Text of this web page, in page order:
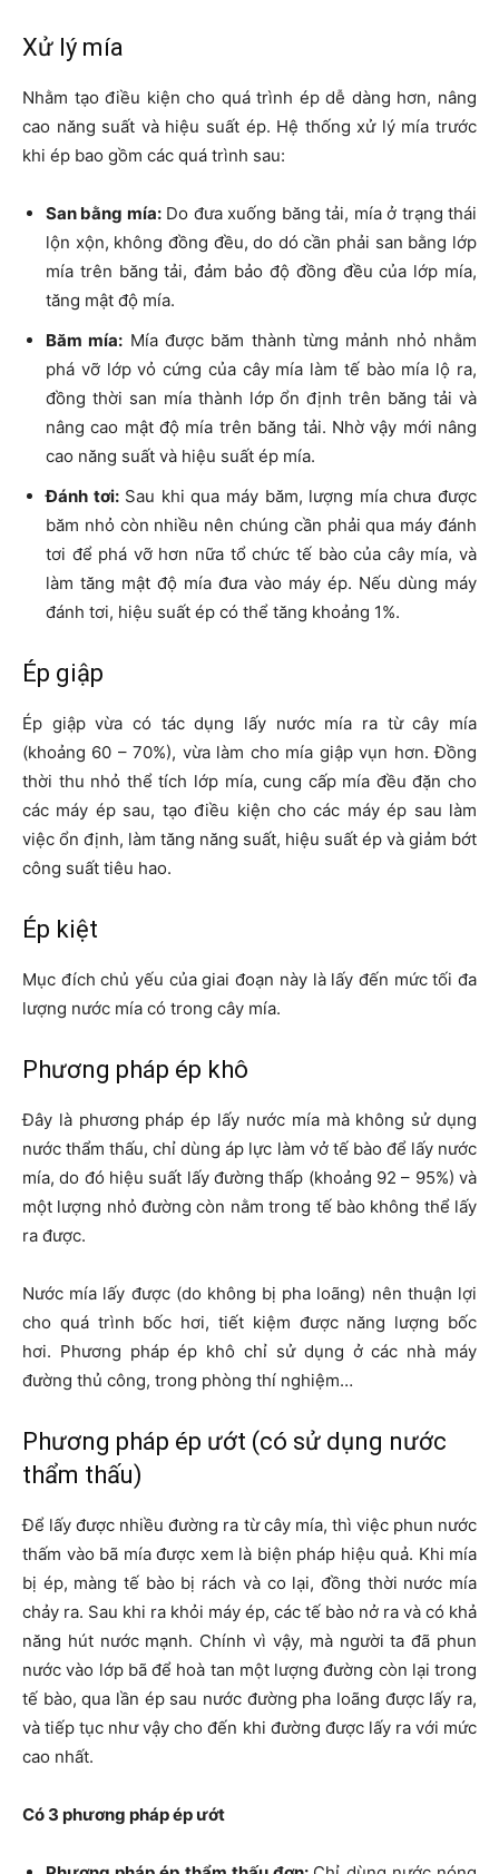
Xử lý mía
Nhằm tạo điều kiện cho quá trình ép dễ dàng hơn, nâng
cao năng suất và hiệu suất ép. Hệ thống xử lý mía trước
khi ép bao gồm các quá trình sau:
San bằng mía:Do đưa xuống băng tải, mía ở trạng thái
lộn xộn, không đồng đều, do dó cần phải san bằng lớp
mía trên băng tải, đảm bảo độ đồng đều của lớp mía,
tăng mật độ mía.
Băm mía: Mía được băm thành từng mảnh nhỏ nhằm
phá vỡ lớp vỏ cứng của cây mía làm tế bào mía lộ ra,
đồng thời san mía thành lớp ổn định trên băng tải và
nâng cao mật độ mía trên băng tải. Nhờ vậy mới nâng
cao năng suất và hiệu suất ép mía.
Đánh tơi:Sau khi qua máy băm, lượng mía chưa được
băm nhỏ còn nhiều nên chúng cần phải qua máy đánh
tơi để phá vỡ hơn nữa tổ chức tế bào của cây mía, và
làm tăng mật độ mía đưa vào máy ép. Nếu dùng máy
đánh tơi, hiệu suất ép có thể tăng khoảng 1%.
Ép giập
Ép giập vừa có tác dụng lấy nước mía ra từ cây mía
(khoảng 60 – 70%), vừa làm cho mía giập vụn hơn. Đồng
thời thu nhỏ thể tích lớp mía, cung cấp mía đều đặn cho
các máy ép sau, tạo điều kiện cho các máy ép sau làm
việc ổn định, làm tăng năng suất, hiệu suất ép và giảm bớt
công suất tiêu hao.
Ép kiệt
Mục đích chủ yếu của giai đoạn này là lấy đến mức tối đa
lượng nước mía có trong cây mía.
Phương pháp ép khô
Đây là phương pháp ép lấy nước mía mà không sử dụng
nước thẩm thấu, chỉ dùng áp lực làm vở tế bào để lấy nước
mía, do đó hiệu suất lấy đường thấp (khoảng 92 – 95%) và
một lượng nhỏ đường còn nằm trong tế bào không thể lấy
ra được.
Nước mía lấy được (do không bị pha loãng) nên thuận lợi
cho quá trình bốc hơi, tiết kiệm được năng lượng bốc
hơi. Phương pháp ép khô chỉ sử dụng ở các nhà máy
đường thủ công, trong phòng thí nghiệm…
Phương pháp ép ướt (có sử dụng nước
thẩm thấu)
Để lấy được nhiều đường ra từ cây mía, thì việc phun nước
thấm vào bã mía được xem là biện pháp hiệu quả. Khi mía
bị ép, màng tế bào bị rách và co lại, đồng thời nước mía
chảy ra. Sau khi ra khỏi máy ép, các tế bào nở ra và có khả
năng hút nước mạnh. Chính vì vậy, mà người ta đã phun
nước vào lớp bã để hoà tan một lượng đường còn lại trong
tế bào, qua lần ép sau nước đường pha loãng được lấy ra,
và tiếp tục như vậy cho đến khi đường được lấy ra với mức
cao nhất.
Có 3 phương pháp ép ướt